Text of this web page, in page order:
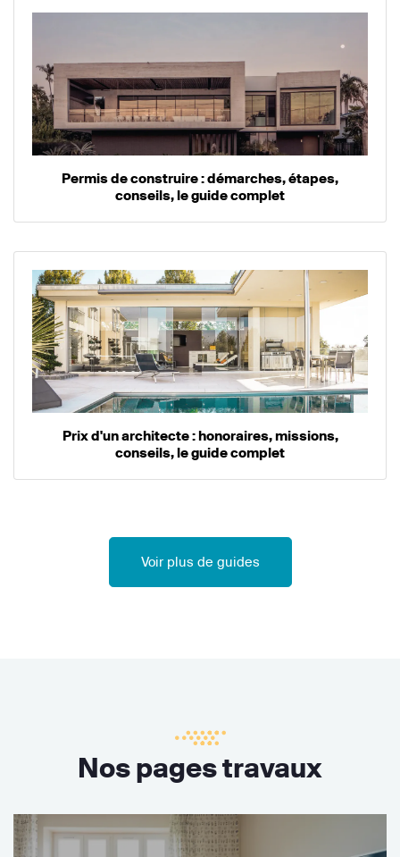
Permis de construire : démarches, étapes,
conseils, le guide complet
Prix d'un architecte : honoraires, missions,
conseils, le guide complet
Voir plus de guides
Nos pages travaux